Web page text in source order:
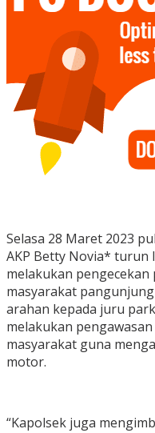
Selasa 28 Maret 2023
AKP Betty Novia* turun
melakukan
masyarakat
arahan kepada juru
melakukan
masyarakat guna
motor.
“Kapolsek juga